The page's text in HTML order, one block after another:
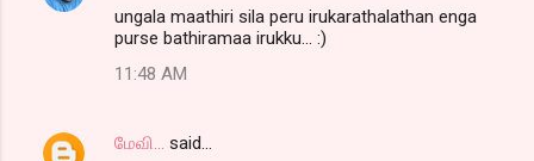
ungala maathiri sila peru irukarathalathan enga
purse bathiramaa irukku... :)
11:48 AM
மேவி...
said…